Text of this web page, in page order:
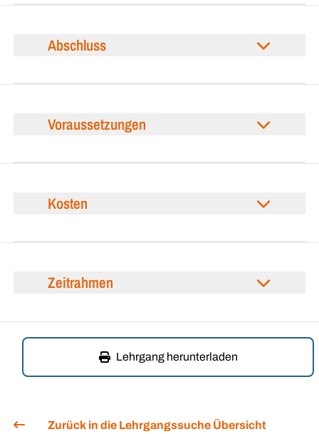
Abschluss
Voraussetzungen
Kosten
Zeitrahmen
Lehrgang herunterladen
Zurück in die Lehrgangssuche Übersicht